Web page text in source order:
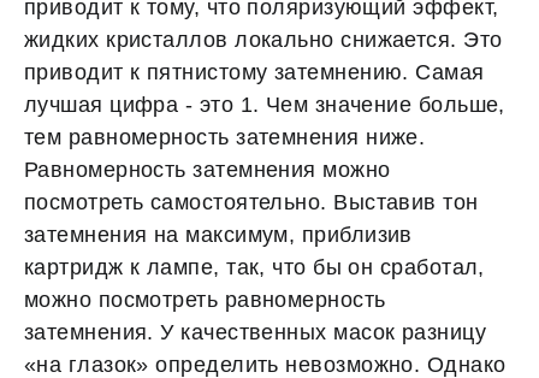
приводит к тому, что поляризующий эффект,
жидких кристаллов локально снижается. Это
приводит к пятнистому затемнению. Самая
лучшая цифра - это 1. Чем значение больше,
тем равномерность затемнения ниже.
Равномерность затемнения можно
посмотреть самостоятельно. Выставив тон
затемнения на максимум, приблизив
картридж к лампе, так, что бы он сработал,
можно посмотреть равномерность
затемнения. У качественных масок разницу
«на глазок» определить невозможно. Однако